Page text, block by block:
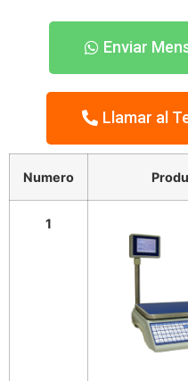
Enviar
Llamar al
Numero
1